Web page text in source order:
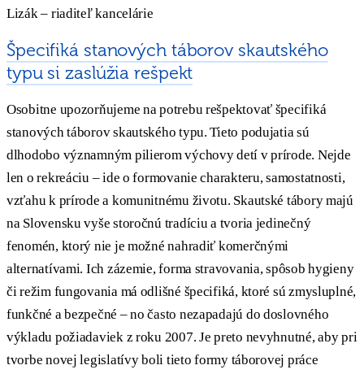
Lizák – riaditeľ kancelárie
Špecifiká stanových táborov skautského
typu si zaslúžia rešpekt
Osobitne upozorňujeme na potrebu rešpektovať špecifiká
stanových táborov skautského typu. Tieto podujatia sú
dlhodobo významným pilierom výchovy detí v prírode. Nejde
len o rekreáciu – ide o formovanie charakteru, samostatnosti,
vzťahu k prírode a komunitnému životu. Skautské tábory majú
na Slovensku vyše storočnú tradíciu a tvoria jedinečný
fenomén, ktorý nie je možné nahradiť komerčnými
alternatívami. Ich zázemie, forma stravovania, spôsob hygieny
či režim fungovania má odlišné špecifiká, ktoré sú zmysluplné,
funkčné a bezpečné – no často nezapadajú do doslovného
výkladu požiadaviek z roku 2007. Je preto nevyhnutné, aby pri
tvorbe novej legislatívy boli tieto formy táborovej práce